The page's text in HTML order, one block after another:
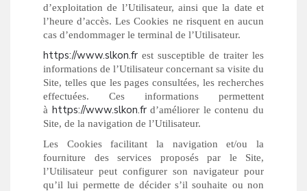
d’exploitation de l’Utilisateur, ainsi que la date et
l’heure d’accès. Les Cookies ne risquent en aucun
cas d’endommager le terminal de l’Utilisateur.
https://www.slkon.fr est susceptible de traiter les
informations de l’Utilisateur concernant sa visite du
Site, telles que les pages consultées, les recherches
effectuées. Ces informations permettent
à https://www.slkon.frd’améliorer le contenu du
Site, de la navigation de l’Utilisateur.
Les Cookies facilitant la navigation et/ou la
fourniture des services proposés par le Site,
l’Utilisateur peut configurer son navigateur pour
qu’il lui permette de décider s’il souhaite ou non